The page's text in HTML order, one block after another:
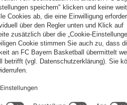
an. Am Start waren 11 motivierte
wir dann endlich zu unserem
Trainingseinheiten so gelernt
oder zu werfen, wurde mit dem
verloren. Obwohl die Minis auch
Spiel ging uns dann gegen einen